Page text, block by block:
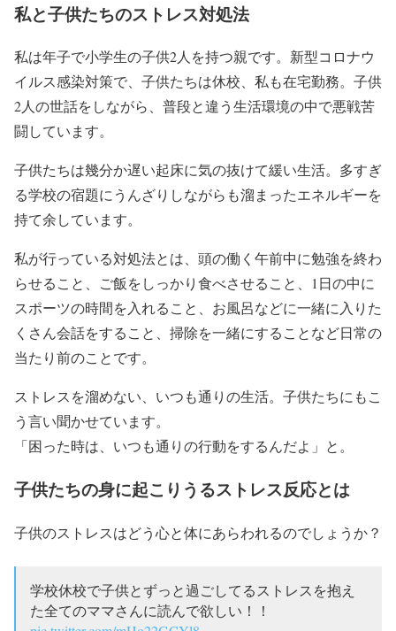
私と子供たちのストレス対処法
私は年子で小学生の子供2人を持つ親です。新型コロナウ
イルス感染対策で、子供たちは休校、私も在宅勤務。子供
2人の世話をしながら、普段と違う生活環境の中で悪戦苦
闘しています。
子供たちは幾分か遅い起床に気の抜けて緩い生活。多すぎ
る学校の宿題にうんざりしながらも溜まったエネルギーを
持て余しています。
私が行っている対処法とは、頭の働く午前中に勉強を終わ
らせること、ご飯をしっかり食べさせること、1日の中に
スポーツの時間を入れること、お風呂などに一緒に入りた
くさん会話をすること、掃除を一緒にすることなど日常の
当たり前のことです。
ストレスを溜めない、いつも通りの生活。子供たちにもこ
う言い聞かせています。
「困った時は、いつも通りの行動をするんだよ」と。
子供たちの身に起こりうるストレス反応とは
子供のストレスはどう心と体にあらわれるのでしょうか？
学校休校で子供とずっと過ごしてるストレスを抱え
た全てのママさんに読んで欲しい！！